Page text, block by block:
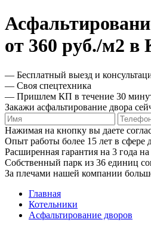
от 360 руб./м2 в
— Бесплатный выезд и
— Своя спецтехника
— Пришлем КП в течение 30
Закажи асфальтирование двора
Нажимая на кнопку вы даете
Опыт работы более 15 лет в сфере
Расширенная гарантия на 3 года
Собственный парк из 36 единиц
За плечами нашей компании
Главная
Котельники
Асфальтирование дворов